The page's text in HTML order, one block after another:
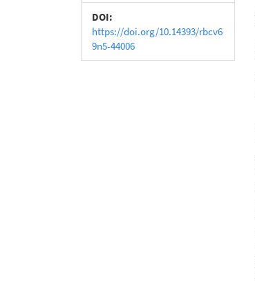
artigos
DOI:
https://doi.org/10.14393/rbcv6
9n5-44006